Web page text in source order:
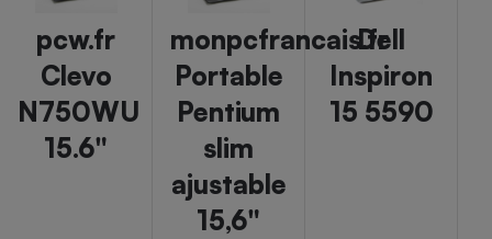
pcw.fr
Clevo
N750WU
15.6"
monpcfrancais.fr
Portable
Pentium
slim
ajustable
15,6"
Dell
Inspiron
15 5590